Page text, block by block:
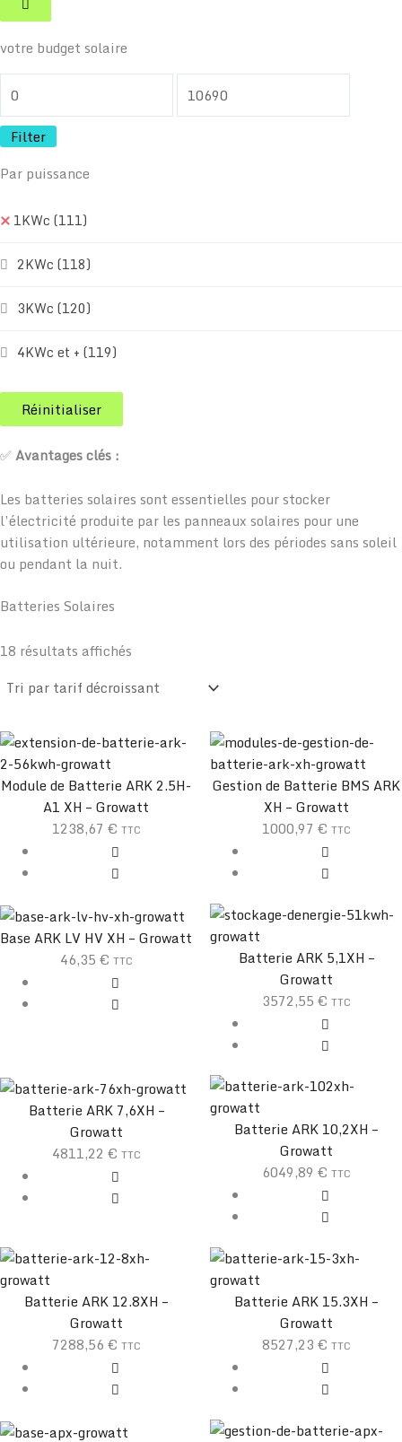
votre budget solaire
Filter
Par puissance
1KWc (111)
2KWc (118)
3KWc (120)
4KWc et + (119)
Réinitialiser
✅ Avantages clés :
Les batteries solaires sont essentielles pour stocker
l’électricité produite par les panneaux solaires pour une
utilisation ultérieure, notamment lors des périodes sans soleil
ou pendant la nuit.
Batteries Solaires
18 résultats affichés
Module de Batterie ARK 2.5H-
A1 XH – Growatt
1238,67 € TTC
Gestion de Batterie BMS ARK
XH – Growatt
1000,97 € TTC
Base ARK LV HV XH – Growatt
46,35 € TTC
Batterie ARK 5,1XH –
Growatt
3572,55 € TTC
Batterie ARK 7,6XH –
Growatt
4811,22 € TTC
Batterie ARK 10,2XH –
Growatt
6049,89 € TTC
Batterie ARK 12.8XH –
Growatt
7288,56 € TTC
Batterie ARK 15.3XH –
Growatt
8527,23 € TTC